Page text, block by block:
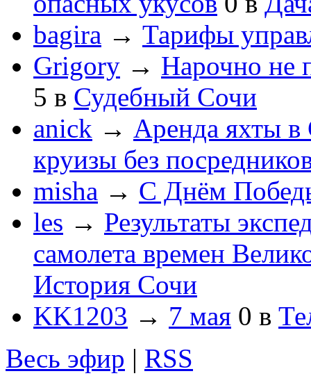
bagira → Тарифы
Grigory → Нарочно не
5 в Судебный Сочи
anick → Аренда яхты в
круизы без
misha → С Днём
les → Результаты
самолета времен
История Сочи
KK1203 → 7 мая 0 в
Весь эфир | RSS